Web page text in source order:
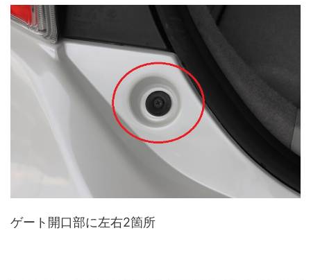
ゲート開口部に左右2箇所